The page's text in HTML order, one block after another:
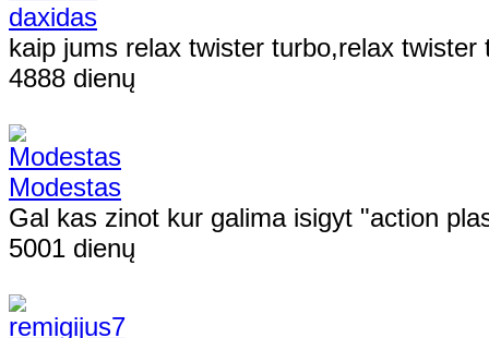
daxidas
kaip jums relax twister turbo,relax
4888 dienų
Modestas
Gal kas zinot kur galima isigyt "action
5001 dienų